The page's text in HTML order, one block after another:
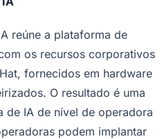
reúne a plataforma de
os recursos corporativos
fornecidos em hardware
O resultado é uma
de IA de nível de operadora
podem implantar